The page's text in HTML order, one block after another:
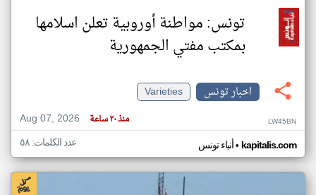
تونس: مواطنة أوروبية تعلن اسلامها
بمكتب مفتي الجمهورية
اخبار تونس
Varieties
Aug 07, 2026
منذ ٢٠ ساعة LW45BN
أنباء تونس• kapitalis.com عدد الكلمات: ٥٨